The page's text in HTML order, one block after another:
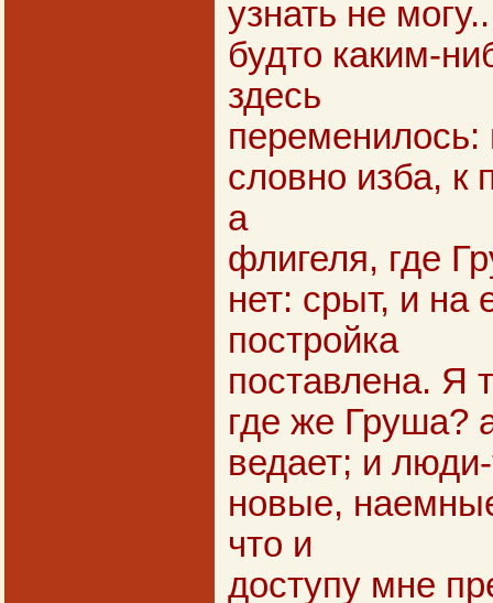
узнать не
будто каким-
здесь
переменилось:
словно изба, к
а
флигеля, где
нет: срыт, и на
постройка
поставлена. Я
где же Груша?
ведает; и
новые,
что и
доступу мне